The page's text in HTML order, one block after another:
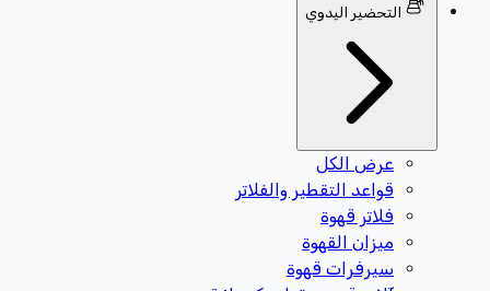
التحضير اليدوي
عرض الكل
قواعد التقطير والفلاتر
فلاتر قهوة
ميزان القهوة
سيرفرات قهوة